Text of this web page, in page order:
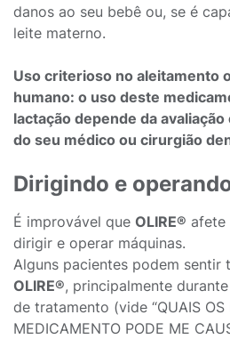
danos ao seu bebê ou, se é
leite materno.
Uso criterioso no aleitamento
humano: o uso deste
lactação depende da
do seu médico ou cirurgião
Dirigindo e
É improvável que OLIRE® afete
dirigir e operar máquinas.
Alguns pacientes podem sentir
OLIRE®, principalmente
de tratamento (vide “QUAIS OS
MEDICAMENTO PODE ME